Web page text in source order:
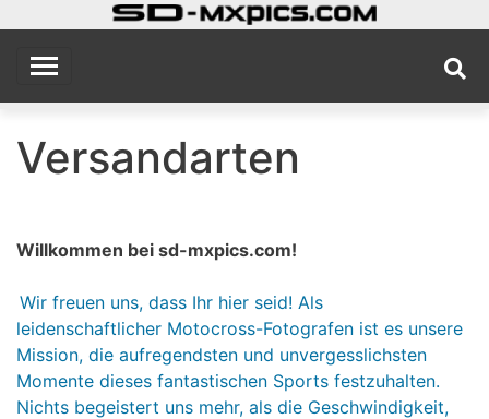
content
sd
Versandarten
Willkommen bei sd-mxpics.com!
Wir freuen uns, dass Ihr hier seid! Als
leidenschaftlicher Motocross-Fotografen ist es unsere
Mission, die aufregendsten und unvergesslichsten
Momente dieses fantastischen Sports festzuhalten.
Nichts begeistert uns mehr, als die Geschwindigkeit,